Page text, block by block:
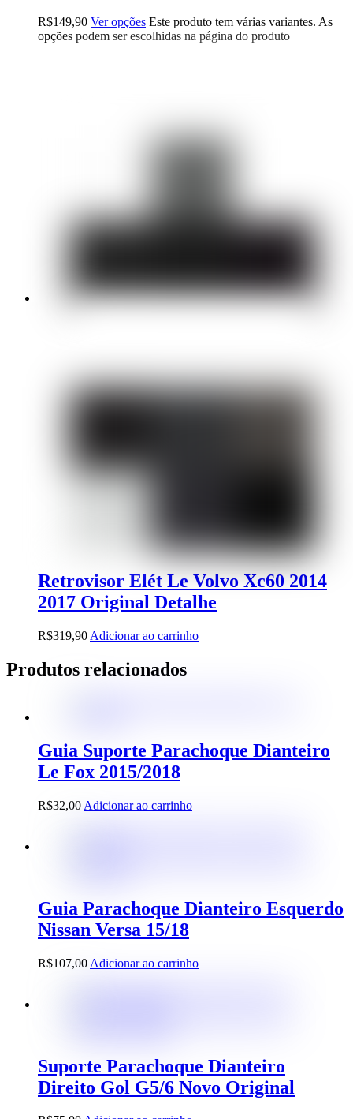
R$149,90 Ver opções Este produto tem várias variantes. As
opções podem ser escolhidas na página do produto
Retrovisor Elét Le Volvo Xc60 2014
2017 Original Detalhe
R$319,90 Adicionar ao carrinho
Produtos relacionados
Guia Suporte Parachoque Dianteiro
Le Fox 2015/2018
R$32,00 Adicionar ao carrinho
Guia Parachoque Dianteiro Esquerdo
Nissan Versa 15/18
R$107,00 Adicionar ao carrinho
Suporte Parachoque Dianteiro
Direito Gol G5/6 Novo Original